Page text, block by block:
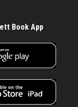
Book App